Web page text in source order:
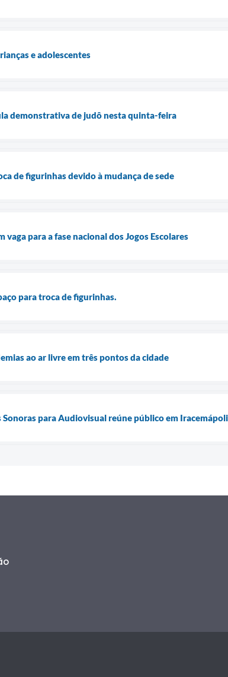
e adolescentes
demonstrativa de judô nesta quinta-feira
de figurinhas devido à mudança de sede
para a fase nacional dos Jogos Escolares
para troca de figurinhas.
ao ar livre em três pontos da cidade
para Audiovisual reúne público em